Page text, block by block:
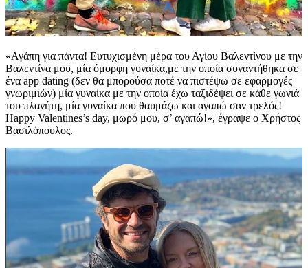
«Αγάπη για πάντα! Ευτυχισμένη μέρα του Αγίου Βαλεντίνου με την
Βαλεντίνα μου, μία όμορφη γυναίκα,με την οποία συναντήθηκα σε
ένα app dating (δεν θα μπορούσα ποτέ να πιστέψω σε εφαρμογές
γνωριμιών) μία γυναίκα με την οποία έχω ταξιδέψει σε κάθε γωνιά
του πλανήτη, μία γυναίκα που θαυμάζω και αγαπώ σαν τρελός!
Happy Valentines’s day, μωρό μου, σ’ αγαπώ!», έγραψε ο Χρήστος
Βασιλόπουλος.